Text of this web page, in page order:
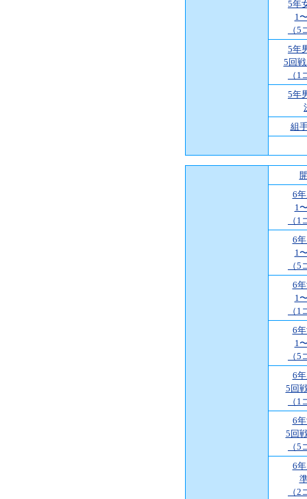
5年
1
（
5年
5回
（
5年
組
6
1
（
6
1
（
6
1
（
6
1
（
6
5回
（
6
5回
（
6
（